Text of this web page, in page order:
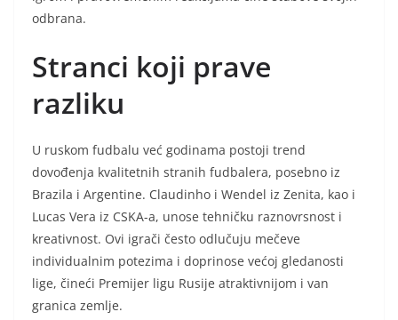
odbrana.
Stranci koji prave
razliku
U ruskom fudbalu već godinama postoji trend
dovođenja kvalitetnih stranih fudbalera, posebno iz
Brazila i Argentine. Claudinho i Wendel iz Zenita, kao i
Lucas Vera iz CSKA-a, unose tehničku raznovrsnost i
kreativnost. Ovi igrači često odlučuju mečeve
individualnim potezima i doprinose većoj gledanosti
lige, čineći Premijer ligu Rusije atraktivnijom i van
granica zemlje.